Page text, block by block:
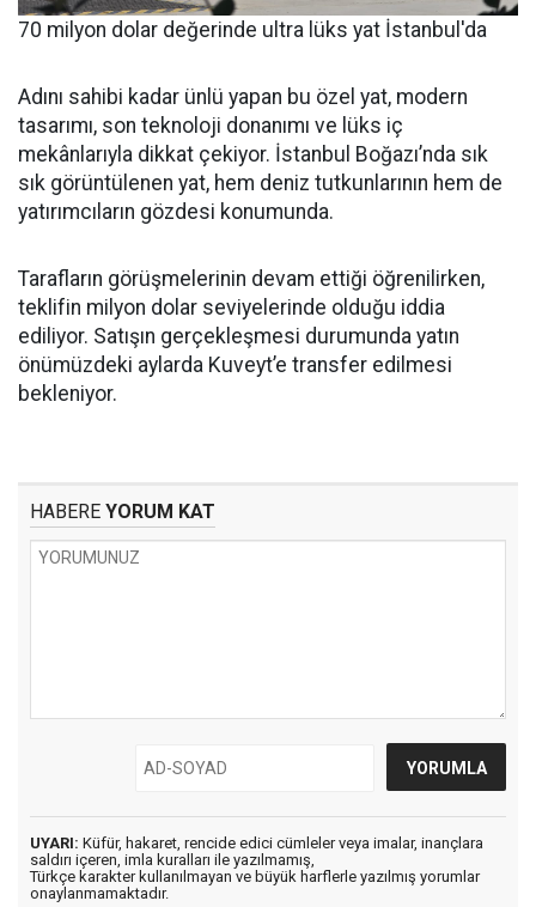
70 milyon dolar değerinde ultra lüks yat İstanbul'da
Adını sahibi kadar ünlü yapan bu özel yat, modern
tasarımı, son teknoloji donanımı ve lüks iç
mekânlarıyla dikkat çekiyor. İstanbul Boğazı’nda sık
sık görüntülenen yat, hem deniz tutkunlarının hem de
yatırımcıların gözdesi konumunda.
Tarafların görüşmelerinin devam ettiği öğrenilirken,
teklifin milyon dolar seviyelerinde olduğu iddia
ediliyor. Satışın gerçekleşmesi durumunda yatın
önümüzdeki aylarda Kuveyt’e transfer edilmesi
bekleniyor.
HABERE YORUM KAT
UYARI: Küfür, hakaret, rencide edici cümleler veya imalar, inançlara
saldırı içeren, imla kuralları ile yazılmamış,
Türkçe karakter kullanılmayan ve büyük harflerle yazılmış yorumlar
onaylanmamaktadır.